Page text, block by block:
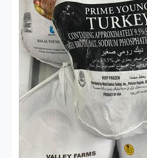
Foods kabi brendlarning
muzlatilgan mahsulotlar
Restoran taomlari
shuningdek, Nirvana
kurka taomlarini taklif qiladi.
Nimani bilishingiz kerak
Halol pishirish: halol degani,
usullardan ko'ra
so'yish qoidalarini o'z
parhez qonunlariga muvofiq
Sifat va boshqa afzalliklar:
tabiiy ravishda sotiladi va